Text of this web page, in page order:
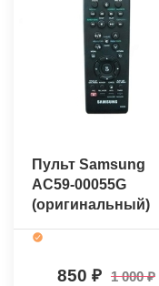
Пульт Samsung
AC59-00055G
(оригинальный)
850 1 000